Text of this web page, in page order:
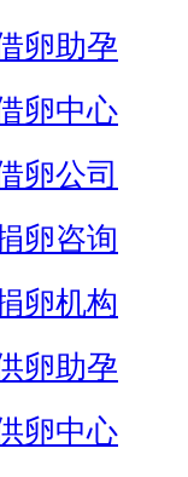
卵助孕
卵中心
卵公司
卵咨询
卵机构
卵助孕
卵中心